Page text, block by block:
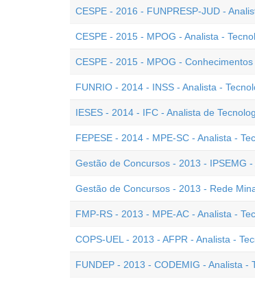
CESPE - 2016 - FUNPRESP-JUD -
CESPE - 2015 - MPOG - Analista -
CESPE - 2015 - MPOG -
FUNRIO - 2014 - INSS - Analista -
IESES - 2014 - IFC - Analista de
FEPESE - 2014 - MPE-SC - Analista -
Gestão de Concursos - 2013 - IPSEMG
Gestão de Concursos - 2013 - Rede
FMP-RS - 2013 - MPE-AC - Analista -
COPS-UEL - 2013 - AFPR - Analista -
FUNDEP - 2013 - CODEMIG - Analista -